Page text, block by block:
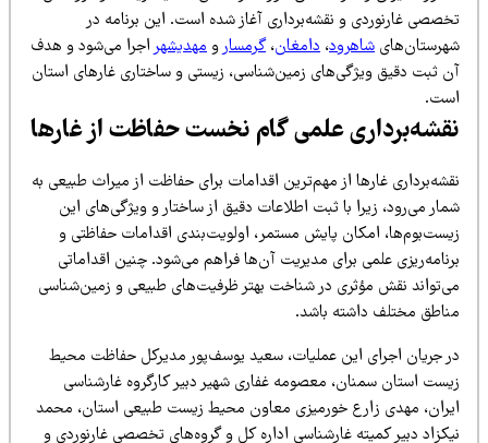
غارنوردی و نقشه‌برداری آغاز شده است. این برنامه در
شاهرود،دامغان،گرمسارومهدیشهراجرا می‌شود و هدف
ثبت دقیق ویژگی‌های زمین‌شناسی، زیستی و ساختاری غارهای استان
علمی گام نخست حفاظت از غارها
غارها از مهم‌ترین اقدامات برای حفاظت از میراث طبیعی به
می‌رود، زیرا با ثبت اطلاعات دقیق از ساختار و ویژگی‌های این
امکان پایش مستمر، اولویت‌بندی اقدامات حفاظتی و
علمی برای مدیریت آن‌ها فراهم می‌شود. چنین اقداماتی
نقش مؤثری در شناخت بهتر ظرفیت‌های طبیعی و زمین‌شناسی
مختلف داشته باشد.
جریان اجرای این عملیات، سعید یوسف‌پور مدیرکل حفاظت محیط
استان سمنان، معصومه غفاری شهیر دبیر کارگروه غارشناسی
مهدی زارع خورمیزی معاون محیط زیست طبیعی استان، محمد
دبیر کمیته غارشناسی اداره کل و گروه‌های تخصصی غارنوردی و